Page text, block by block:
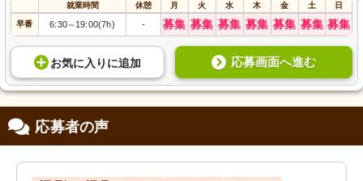
就業時間 休憩 月 火 水 木 金 土 日
早番 6:30～19:00(7h) - 募集 募集 募集 募集 募集 募集 募集
お気に入り に追加 応募画面へ進む
応募者の声